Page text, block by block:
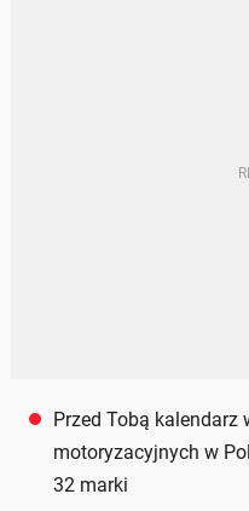
Przed Tobą
motoryzacyjnych w
32 marki